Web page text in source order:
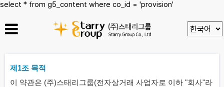
select * from g5_content where co_id = 'provision'
제1조 목적
이 약관은 (주)스태리그룹(전자상거래 사업자로 이하 "회사"라